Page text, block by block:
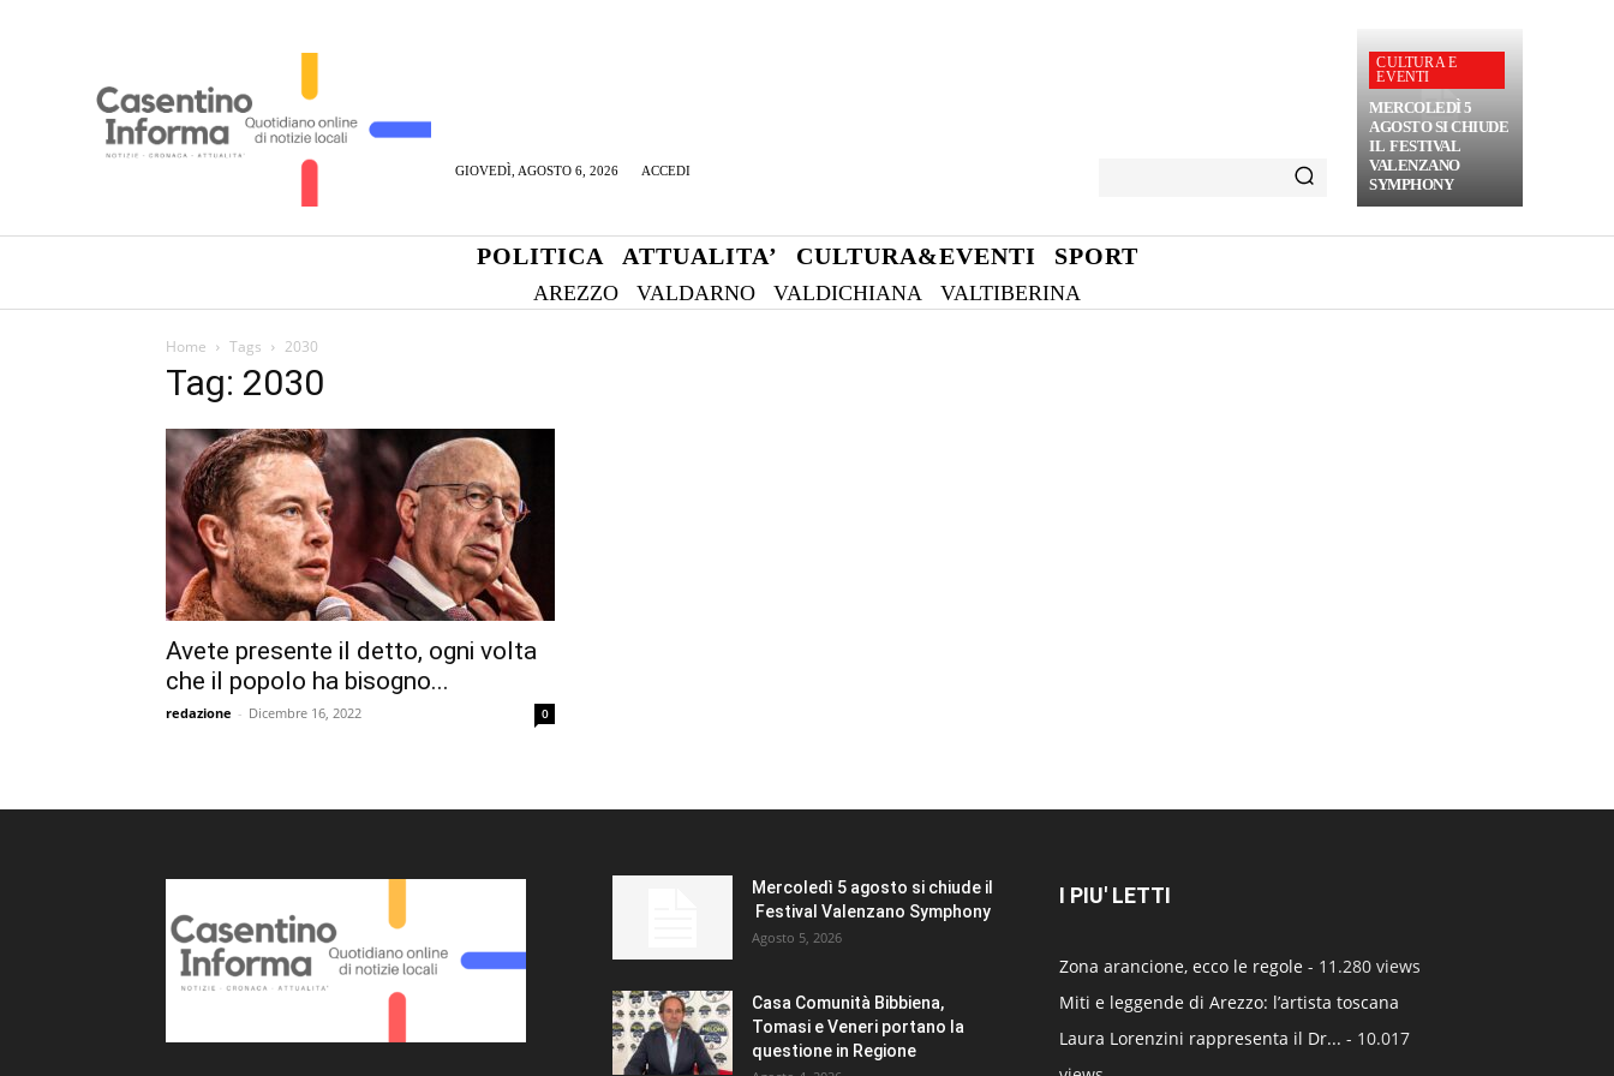
GIOVEDÌ, AGOSTO 6, 2026 ACCEDI
CULTURA E
EVENTI
MERCOLEDÌ 5
AGOSTO SI CHIUDE
IL FESTIVAL
VALENZANO
SYMPHONY
POLITICA ATTUALITA’ CULTURA&EVENTI SPORT
AREZZO VALDARNO VALDICHIANA VALTIBERINA
Home Tags 2030
Tag: 2030
Avete presente il detto, ogni volta
che il popolo ha bisogno...
redazione - Dicembre 16, 2022 0
Mercoledì 5 agosto si chiude il
Festival Valenzano Symphony
Agosto 5, 2026
Casa Comunità Bibbiena,
Tomasi e Veneri portano la
questione in Regione
I PIU' LETTI
Zona arancione, ecco le regole - 11.280 views
Miti e leggende di Arezzo: l’artista toscana
Laura Lorenzini rappresenta il Dr... - 10.017